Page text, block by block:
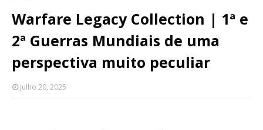
Warfare Legacy Collection | 1ª e
2ª Guerras Mundiais de uma
perspectiva muito peculiar
Julho 20, 2025